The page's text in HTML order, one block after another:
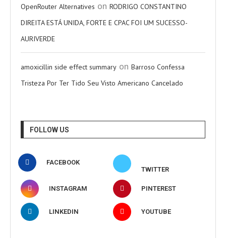
OpenRouter Alternatives on RODRIGO CONSTANTINO
DIREITA ESTÁ UNIDA, FORTE E CPAC FOI UM SUCESSO-
AURIVERDE
amoxicillin side effect summary on Barroso Confessa
Tristeza Por Ter Tido Seu Visto Americano Cancelado
FOLLOW US
FACEBOOK
TWITTER
INSTAGRAM PINTEREST
LINKEDIN YOUTUBE